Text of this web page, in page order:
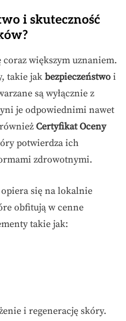
i skuteczność
coraz większym uznaniem.
takie jak bezpieczeństwo i
są wyłącznie z
je odpowiednimi nawet
Certyfikat Oceny
potwierdza ich
zdrowotnymi.
się na lokalnie
obfitują w cenne
takie jak:
i regenerację skóry.